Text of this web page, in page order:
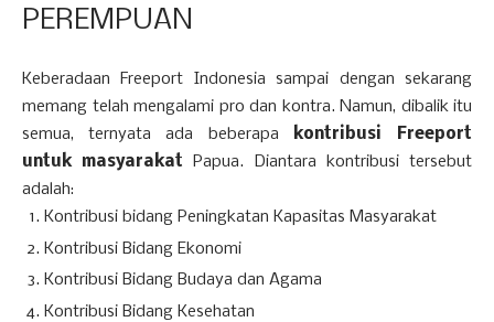
PEREMPUAN
Keberadaan Freeport Indonesia sampai dengan sekarang
memang telah mengalami pro dan kontra. Namun, dibalik itu
semua, ternyata ada beberapa
kontribusi Freeport
untuk masyarakat Papua. Diantara kontribusi tersebut
adalah:
Kontribusi bidang Peningkatan Kapasitas Masyarakat
Kontribusi Bidang Ekonomi
Kontribusi Bidang Budaya dan Agama
Kontribusi Bidang Kesehatan